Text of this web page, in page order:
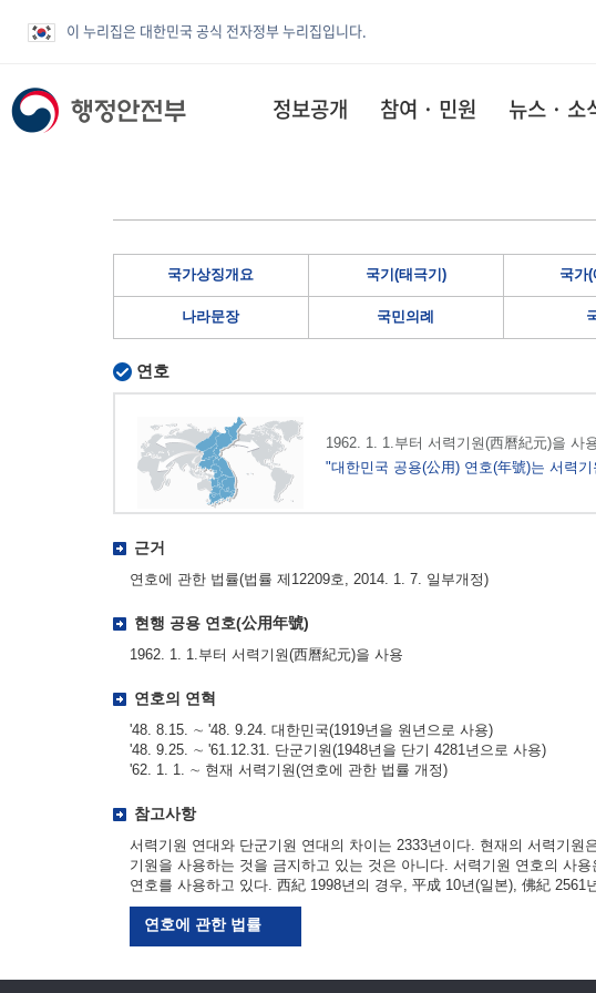
이 누리집은 대한민국 공식 전자정부 누리집입니다.
정보공개 참여 · 민원 뉴스 · 소
국가상징개요 국기(태극기) 국가
나라문장 국민의례
연호
1962. 1. 1.부터 서력기원(西曆紀元)을 사
"대한민국 공용(公用) 연호(年號)는 서력
근거
연호에 관한 법률(법률 제12209호, 2014. 1. 7. 일부개정)
현행 공용 연호(公用年號)
1962. 1. 1.부터 서력기원(西曆紀元)을 사용
연호의 연혁
'48. 8.15. ∼ '48. 9.24. 대한민국(1919년을 원년으로 사용)
'48. 9.25. ∼ '61.12.31. 단군기원(1948년을 단기 4281년으로 사용)
'62. 1. 1. ∼ 현재 서력기원(연호에 관한 법률 개정)
참고사항
서력기원 연대와 단군기원 연대의 차이는 2333년이다. 현재의 서력기
기원을 사용하는 것을 금지하고 있는 것은 아니다. 서력기원 연호의 사
연호를 사용하고 있다. 西紀 1998년의 경우, 平成 10년(일본), 佛紀 2561
연호에 관한 법률